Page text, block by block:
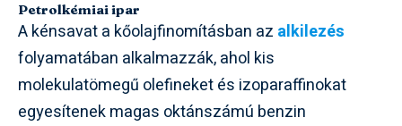
Petrolkémiai ipar
A kénsavat a kőolajfinomításban az alkilezés
folyamatában alkalmazzák, ahol kis
molekulatömegű olefineket és izoparaffinokat
egyesítenek magas oktánszámú benzin